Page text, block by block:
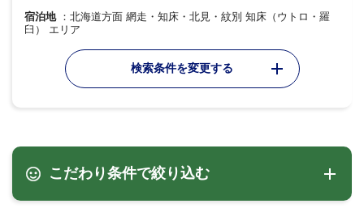
宿泊地
北海道方面 網走・知床・北見・紋別 知床（ウトロ・羅
臼） エリア
検索条件を変更する
こだわり条件で絞り込む